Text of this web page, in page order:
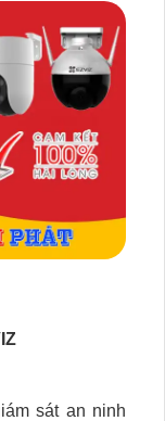
sát an ninh